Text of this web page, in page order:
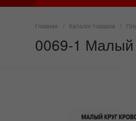
Главная / Каталог товаров /
0069-1 Малый